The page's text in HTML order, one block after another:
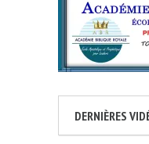
DERNIÈRES